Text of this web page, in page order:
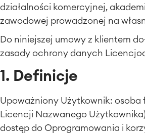
działalności komercyjnej,
zawodowej prowadzonej na
Do niniejszej umowy z klientem
zasady ochrony danych
1. Definicje
Upoważniony Użytkownik: osoba
Licencji Nazwanego
dostęp do Oprogramowania i